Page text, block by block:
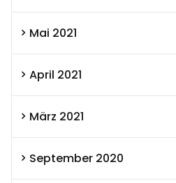
Mai 2021
April 2021
März 2021
September 2020